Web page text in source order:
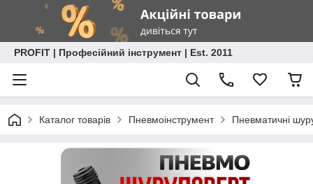
PROFIT | Професійний інструмент | Est. 2011
Каталог товарів Пневмоінструмент Пневматичні